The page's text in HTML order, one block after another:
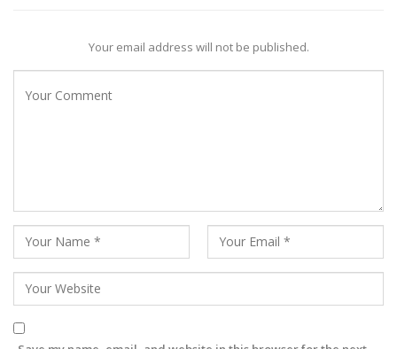
Your email address will not be published.